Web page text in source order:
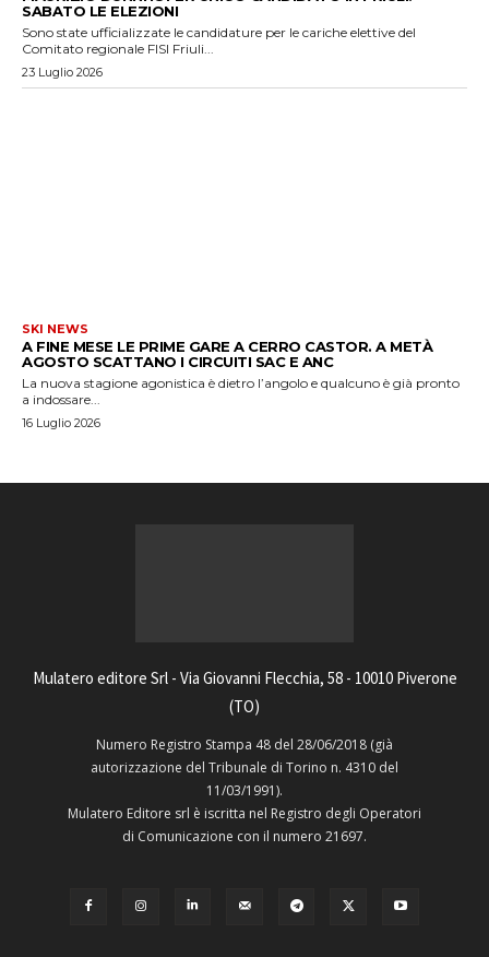
SABATO LE ELEZIONI
Sono state ufficializzate le candidature per le cariche elettive del
Comitato regionale FISI Friuli...
23 Luglio 2026
SKI NEWS
A FINE MESE LE PRIME GARE A CERRO CASTOR. A METÀ
AGOSTO SCATTANO I CIRCUITI SAC E ANC
La nuova stagione agonistica è dietro l’angolo e qualcuno è già pronto
a indossare...
16 Luglio 2026
Mulatero editore Srl - Via Giovanni Flecchia, 58 - 10010 Piverone
(TO)
Numero Registro Stampa 48 del 28/06/2018 (già
autorizzazione del Tribunale di Torino n. 4310 del
11/03/1991).
Mulatero Editore srl è iscritta nel Registro degli Operatori
di Comunicazione con il numero 21697.